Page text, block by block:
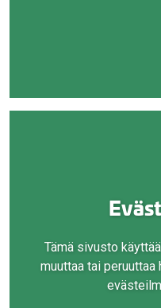
Tämä sivusto
muuttaa tai